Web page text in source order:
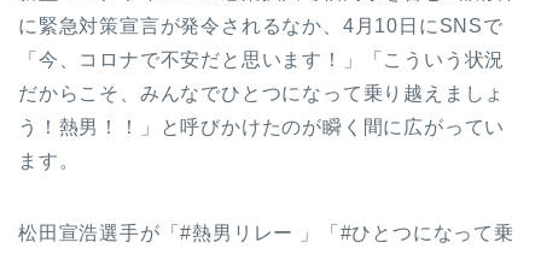
に緊急対策宣言が発令されるなか、4月10日にSNSで
「今、コロナで不安だと思います！」「こういう状況
だからこそ、みんなでひとつになって乗り越えましょ
う！熱男！！」と呼びかけたのが瞬く間に広がってい
ます。
松田宣浩選手が「#熱男リレー 」「#ひとつになって乗